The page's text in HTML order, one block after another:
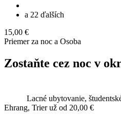
a 22 ďalších
15,00 €
Priemer za noc a Osoba
Zostaňte cez noc v
Lacné ubytovanie,
Ehrang, Trier už od 20,00 €